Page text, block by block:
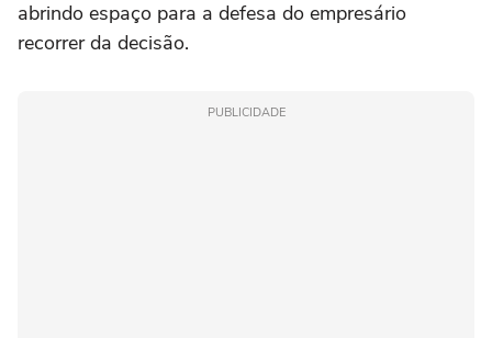
abrindo espaço para a defesa do empresário
recorrer da decisão.
PUBLICIDADE